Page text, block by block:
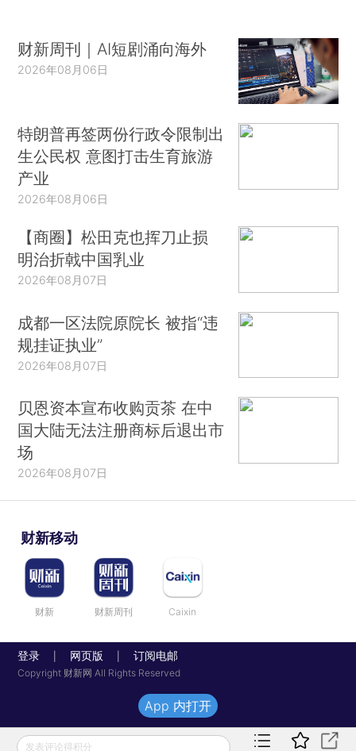
财新周刊｜AI短剧涌向海外
2026年08月06日
特朗普再签两份行政令限制出
生公民权 意图打击生育旅游
产业
2026年08月06日
【商圈】松田克也挥刀止损
明治折戟中国乳业
2026年08月07日
成都一区法院原院长 被指“违
规挂证执业”
2026年08月07日
贝恩资本宣布收购贡茶 在中
国大陆无法注册商标后退出市
场
2026年08月07日
财新移动
财新 财新周刊 Caixin
登录 网页版 订阅电邮
Copyright 财新网 All Rights Reserved
发表评论得积分
App 内打开